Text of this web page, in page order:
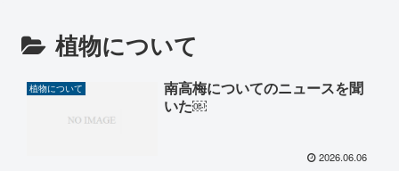
植物について
植物について
南高梅についてのニュースを聞
いた￼
2026.06.06